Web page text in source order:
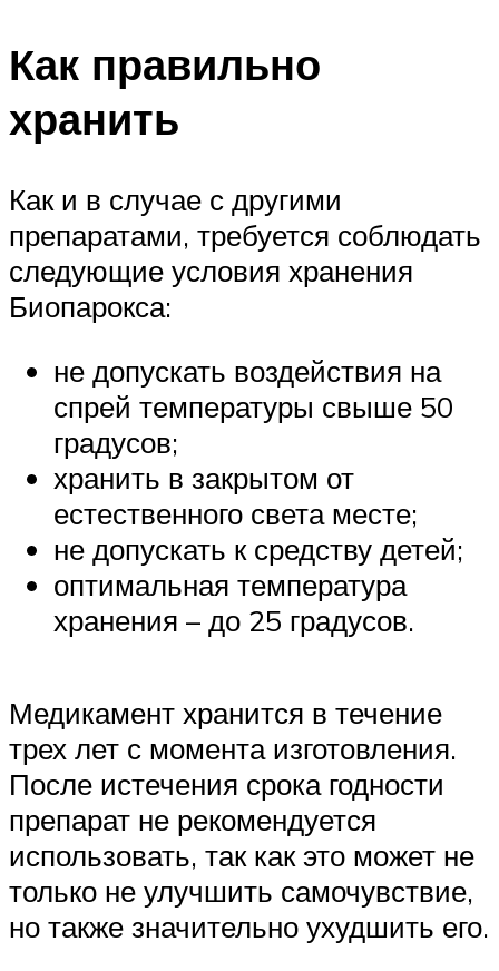
Как правильно
хранить
Как и в случае с другими
препаратами, требуется соблюдать
следующие условия хранения
Биопарокса:
не допускать воздействия на
спрей температуры свыше 50
градусов;
хранить в закрытом от
естественного света месте;
не допускать к средству детей;
оптимальная температура
хранения – до 25 градусов.
Медикамент хранится в течение
трех лет с момента изготовления.
После истечения срока годности
препарат не рекомендуется
использовать, так как это может не
только не улучшить самочувствие,
но также значительно ухудшить его.